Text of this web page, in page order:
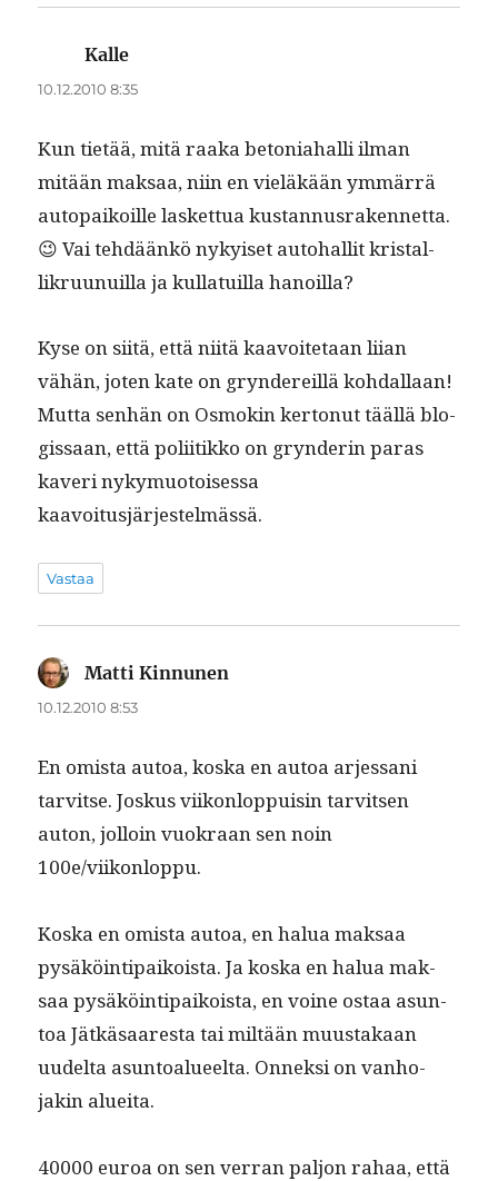
Kalle
10.12.2010 8:35
Kun tietää, mitä raa­ka beto­ni­a­hal­li ilman
mitään mak­saa, niin en vieläkään ymmär­rä
autopaikoille las­ket­tua kus­tan­nus­raken­net­ta.
😉 Vai tehdäänkö nykyiset auto­hal­lit kristal­
likru­unuil­la ja kul­la­tu­il­la hanoilla?
Kyse on siitä, että niitä kaavoite­taan liian
vähän, joten kate on gryn­dereil­lä kohdal­laan!
Mut­ta sen­hän on Osmokin ker­tonut tääl­lä blo­
gis­saan, että poli­itikko on gryn­derin paras
kaveri nyky­muo­toises­sa
kaavoitusjärjestelmässä.
Vastaa
Matti Kinnunen
10.12.2010 8:53
En omista autoa, kos­ka en autoa arjes­sani
tarvitse. Joskus viikon­lop­puisin tarvit­sen
auton, jol­loin vuokraan sen noin
100e/viikonloppu.
Kos­ka en omista autoa, en halua mak­saa
pysäköin­tipaikoista. Ja kos­ka en halua mak­
saa pysäköin­tipaikoista, en voine ostaa asun­
toa Jätkäsaares­ta tai miltään muus­takaan
uudelta asun­toalueelta. Onnek­si on van­ho­
jakin alueita.
40000 euroa on sen ver­ran paljon rahaa, että